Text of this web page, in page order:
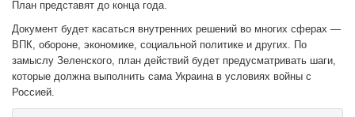
План представят до конца года.
Документ будет касаться внутренних решений во многих сферах —
ВПК, обороне, экономике, социальной политике и других. По
замыслу Зеленского, план действий будет предусматривать шаги,
которые должна выполнить сама Украина в условиях войны с
Россией.